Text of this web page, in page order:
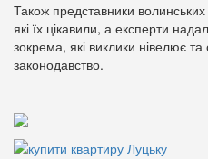
Також представники
які їх цікавили, а експерти
зокрема, які виклики нівелює
законодавство.